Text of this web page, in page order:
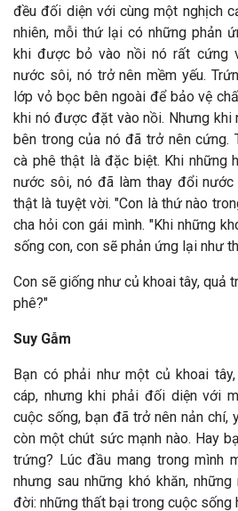
đều đối diện với cùng một nghịch
nhiên, mỗi thứ lại có những phản
khi được bỏ vào nồi nó rất cứng
nước sôi, nó trở nên mềm yếu.
lớp vỏ bọc bên ngoài để bảo vệ
khi nó được đặt vào nồi. Nhưng
bên trong của nó đã trở nên cứng.
cà phê thật là đặc biệt. Khi những
nước sôi, nó đã làm thay đổi
thật là tuyệt vời. "Con là thứ nào
cha hỏi con gái mình. "Khi những
sống con, con sẽ phản ứng lại như
Con sẽ giống như củ khoai tây, quả
phê?"
Suy Gẫm
Bạn có phải như một củ khoai
cáp, nhưng khi phải đối diện với
cuộc sống, bạn đã trở nên nản chí,
còn một chút sức mạnh nào. Hay
trứng? Lúc đầu mang trong mình
nhưng sau những khó khăn,
đời: những thất bại trong cuộc sống